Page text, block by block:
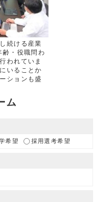
続ける産業
齢・役職問わ
われていま
いることか
ションも盛
ム
希望 採用選考希望